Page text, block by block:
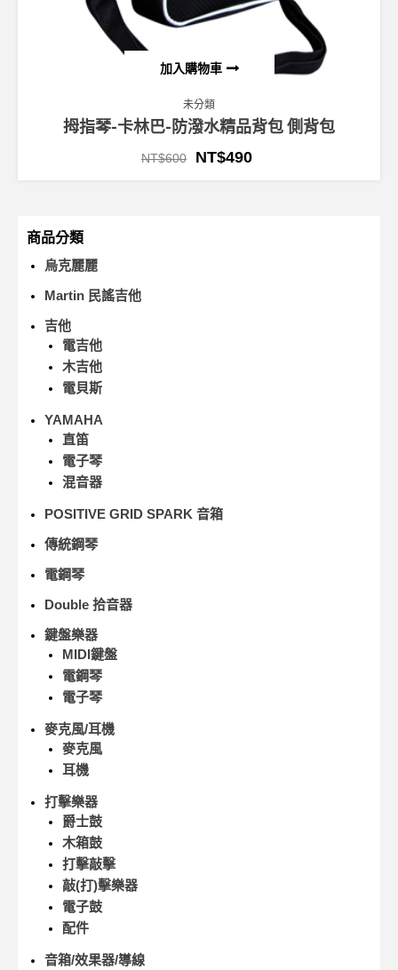
加入購物車
未分類
拇指琴-卡林巴-防潑水精品背包 側背包
NT$600 NT$490
商品分類
烏克麗麗
Martin 民謠吉他
吉他
電吉他
木吉他
電貝斯
YAMAHA
直笛
電子琴
混音器
POSITIVE GRID SPARK 音箱
傳統鋼琴
電鋼琴
Double 拾音器
鍵盤樂器
MIDI鍵盤
電鋼琴
電子琴
麥克風/耳機
麥克風
耳機
打擊樂器
爵士鼓
木箱鼓
打擊敲擊
敲(打)擊樂器
電子鼓
配件
音箱/效果器/導線